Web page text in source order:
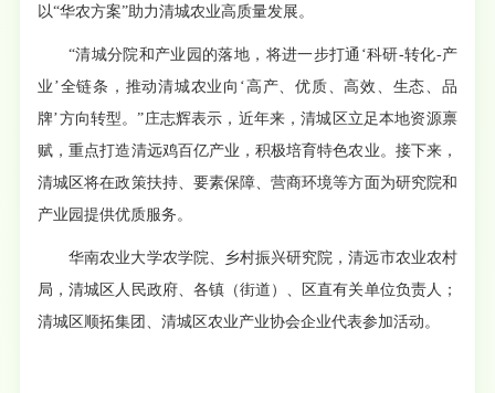
以“华农方案”助力清城农业高质量发展。
“清城分院和产业园的落地，将进一步打通‘科研-转化-产
业’全链条，推动清城农业向‘高产、优质、高效、生态、品
牌’方向转型。”庄志辉表示，近年来，清城区立足本地资源禀
赋，重点打造清远鸡百亿产业，积极培育特色农业。接下来，
清城区将在政策扶持、要素保障、营商环境等方面为研究院和
产业园提供优质服务。
华南农业大学农学院、乡村振兴研究院，清远市农业农村
局，清城区人民政府、各镇（街道）、区直有关单位负责人；
清城区顺拓集团、清城区农业产业协会企业代表参加活动。